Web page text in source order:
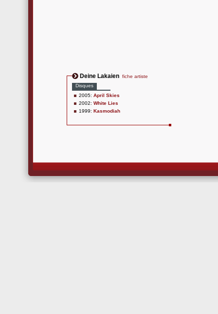
Deine Lakaien fiche artiste
Disques
2005: April Skies
2002: White Lies
1999: Kasmodiah